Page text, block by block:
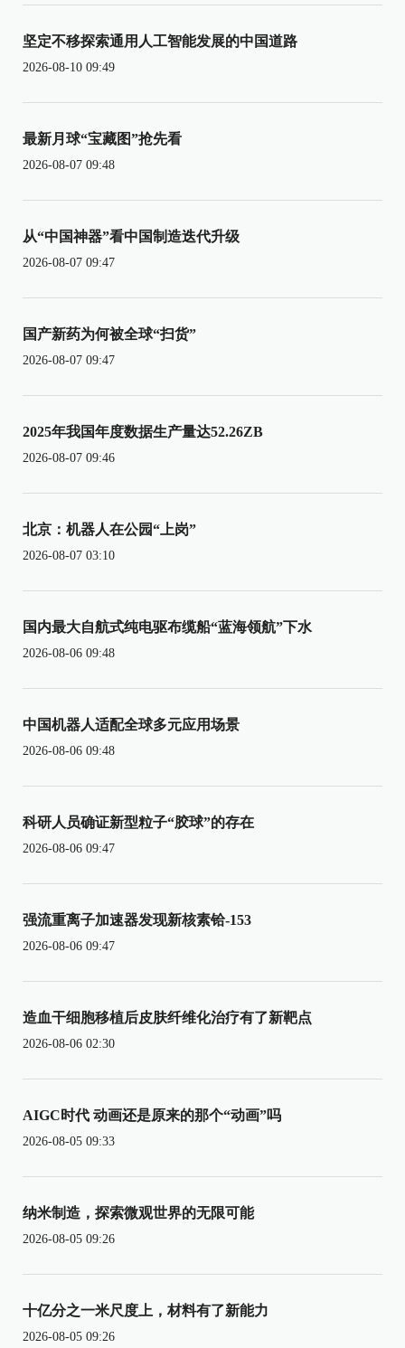
坚定不移探索通用人工智能发展的中国道路
2026-08-10 09:49
最新月球“宝藏图”抢先看
2026-08-07 09:48
从“中国神器”看中国制造迭代升级
2026-08-07 09:47
国产新药为何被全球“扫货”
2026-08-07 09:47
2025年我国年度数据生产量达52.26ZB
2026-08-07 09:46
北京：机器人在公园“上岗”
2026-08-07 03:10
国内最大自航式纯电驱布缆船“蓝海领航”下水
2026-08-06 09:48
中国机器人适配全球多元应用场景
2026-08-06 09:48
科研人员确证新型粒子“胶球”的存在
2026-08-06 09:47
强流重离子加速器发现新核素铪-153
2026-08-06 09:47
造血干细胞移植后皮肤纤维化治疗有了新靶点
2026-08-06 02:30
AIGC时代 动画还是原来的那个“动画”吗
2026-08-05 09:33
纳米制造，探索微观世界的无限可能
2026-08-05 09:26
十亿分之一米尺度上，材料有了新能力
2026-08-05 09:26